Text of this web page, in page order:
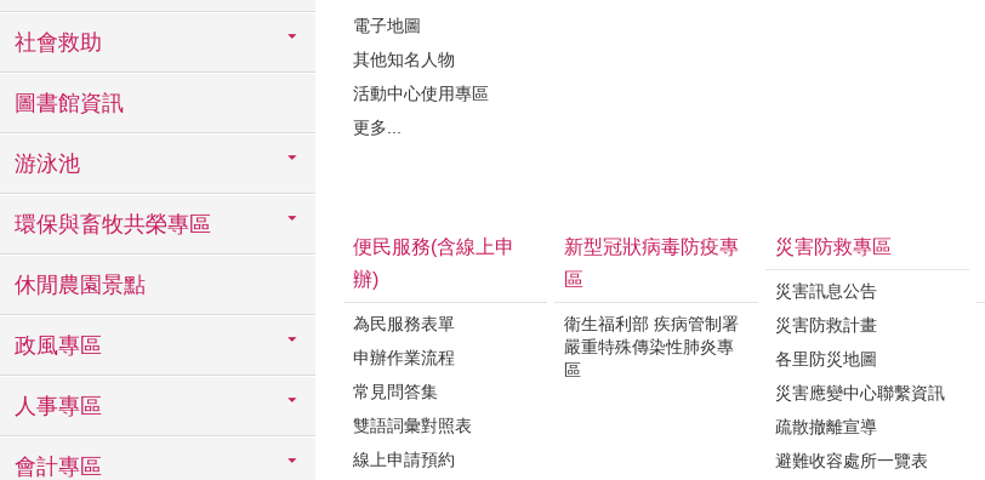
社會救助
圖書館資訊
游泳池
環保與畜牧共榮專區
休閒農園景點
政風專區
人事專區
會計專區
電子地圖
其他知名人物
活動中心使用專區
更多...
便民服務(含線上申
辦)
為民服務表單
申辦作業流程
常見問答集
雙語詞彙對照表
線上申請預約
新型冠狀病毒防疫專
區
衛生福利部 疾病管制署
嚴重特殊傳染性肺炎專
區
災害防救專區
災害訊息公告
災害防救計畫
各里防災地圖
災害應變中心聯繫資訊
疏散撤離宣導
避難收容處所一覽表